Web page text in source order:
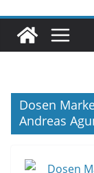
Dosen
Andreas